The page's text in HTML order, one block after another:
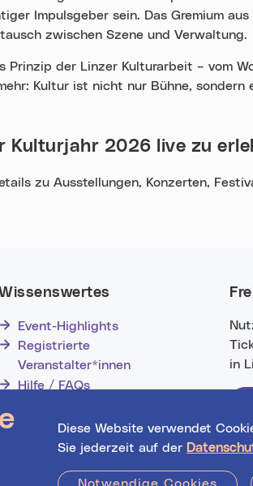
Impulsgeber sein. Das Gremium
zwischen Szene und Verwaltung.
der Linzer Kulturarbeit – vom
Kultur ist nicht nur Bühne,
Kulturjahr 2026 live zu
zu Ausstellungen, Konzerten,
Diese Website verwendet
Sie jederzeit auf der
Notwendige Cookies
Event-Highlights
Registrierte
Veranstalter*innen
Hilfe / FAQs
in